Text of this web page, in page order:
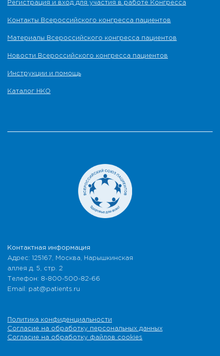
Регистрация и вход для участия в работе Конгресса
Контакты Всероссийского конгресса пациентов
Материалы Всероссийского конгресса пациентов
Новости Всероссийского конгресса пациентов
Инструкции и помощь
Каталог НКО
Контактная информация
Адрес: 125167, Москва, Нарышкинская
аллея д. 5, стр. 2
Телефон: 8-800-500-82-66
Email: pat@patients.ru
Политика конфиденциальности
Согласие на обработку персональных данных
Согласие на обработку файлов cookies